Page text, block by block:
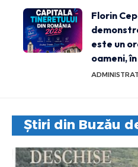
Florin
este un
oameni,
Știri din Buzău